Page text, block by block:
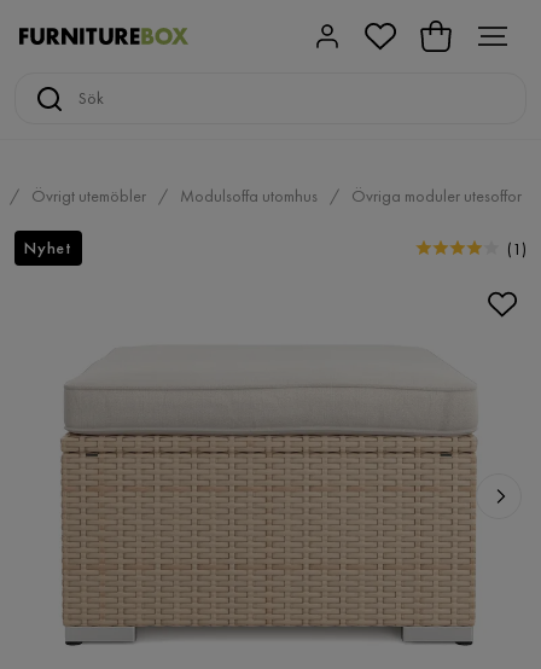
Övrigt utemöbler Modulsoffa utomhus Övriga moduler utesoffor
Nyhet (1 )